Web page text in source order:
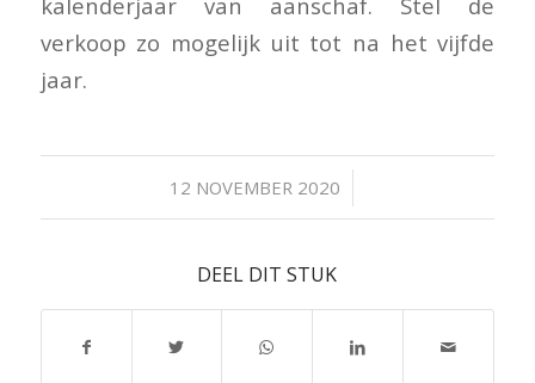
verkoop zo mogelijk uit tot na het vijfde
jaar.
12 NOVEMBER 2020
/
DEEL DIT STUK